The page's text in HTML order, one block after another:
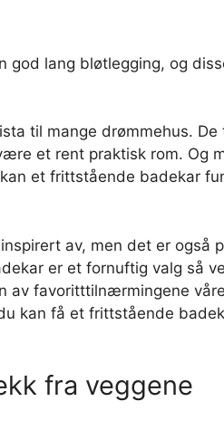
god lang bløtlegging, og
til mange drømmehus. De
et rent praktisk rom. Og
et frittstående badekar
av, men det er også
er et fornuftig valg så
av favoritttilnærmingene
kan få et frittstående
fra veggene